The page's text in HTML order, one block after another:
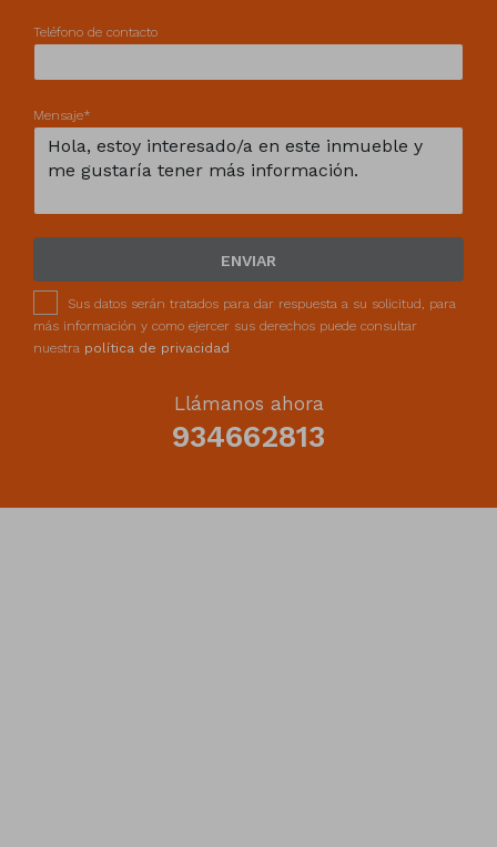
Teléfono de contacto
Mensaje*
ENVIAR
Sus datos serán tratados para dar respuesta a su solicitud, para
más información y como ejercer sus derechos puede consultar
nuestra política de privacidad
Llámanos ahora
934662813